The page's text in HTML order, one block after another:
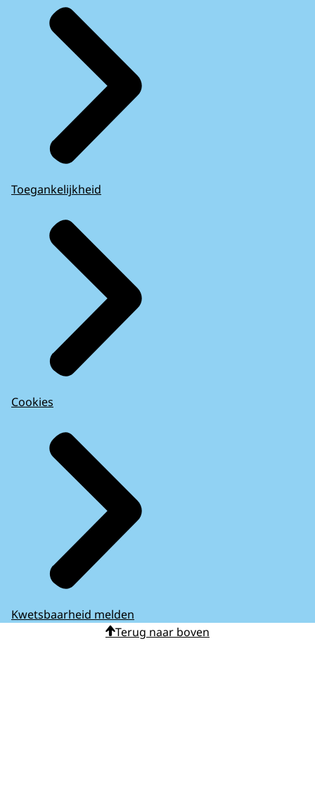
Toegankelijkheid
Cookies
Kwetsbaarheid melden
Terug naar boven